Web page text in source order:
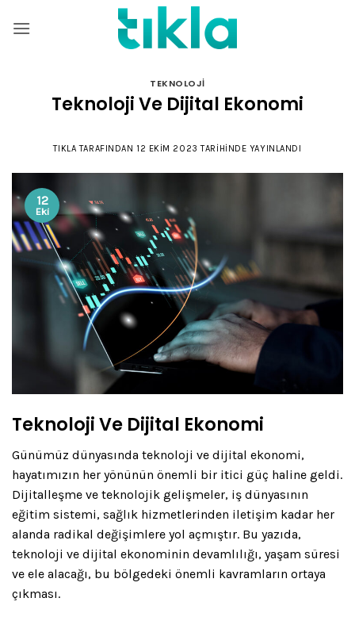
atla
TEKNOLOJI
Teknoloji Ve Dijital Ekonomi
TIKLA TARAFINDAN 12 EKIM 2023 TARIHINDE YAYINLANDI
12
Eki
Teknoloji Ve Dijital Ekonomi
Günümüz dünyasında teknoloji ve dijital ekonomi,
hayatımızın her yönünün önemli bir itici güç haline geldi.
Dijitalleşme ve teknolojik gelişmeler, iş dünyasının
eğitim sistemi, sağlık hizmetlerinden iletişim kadar her
alanda radikal değişimlere yol açmıştır. Bu yazıda,
teknoloji ve dijital ekonominin devamlılığı, yaşam süresi
ve ele alacağı, bu bölgedeki önemli kavramların ortaya
çıkması.